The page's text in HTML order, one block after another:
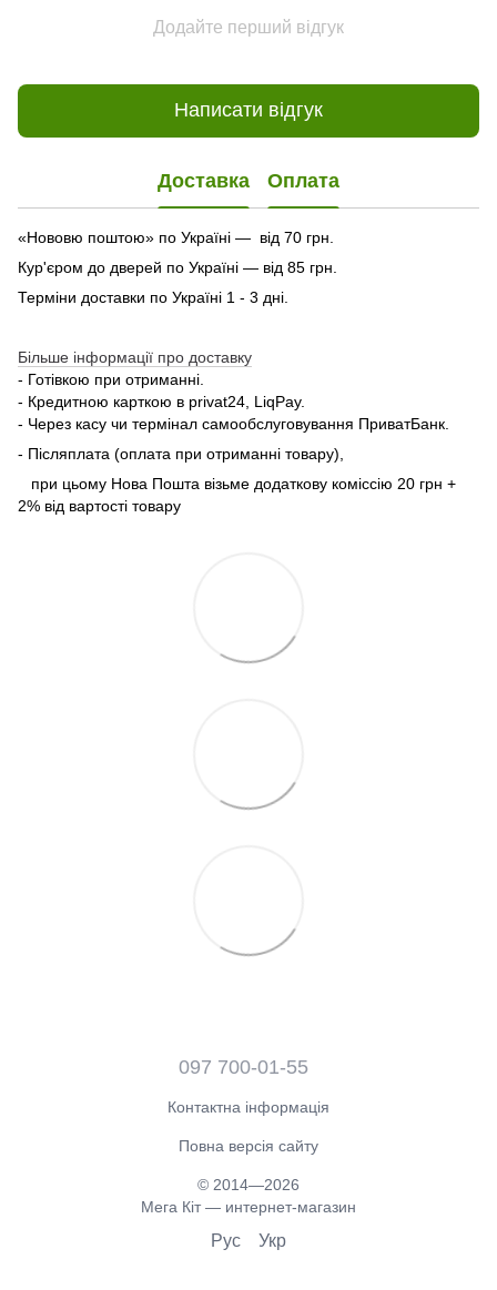
Додайте перший відгук
Написати відгук
Доставка Оплата
«Нововю поштою» по Україні — від 70 грн.
Кур'єром до дверей по Україні — від 85 грн.
Терміни доставки по Україні 1 - 3 дні.
Більше інформації про доставку
- Готівкою при отриманні.
- Кредитною карткою в privat24, LiqPay.
- Через касу чи термінал самообслуговування ПриватБанк.
- Післяплата (оплата при отриманні товару),
при цьому Нова Пошта візьме додаткову коміссію 20 грн +
2% від вартості товару
097 700-01-55
Контактна інформація
Повна версія сайту
© 2014—2026
Мега Кіт — интернет-магазин
Рус Укр